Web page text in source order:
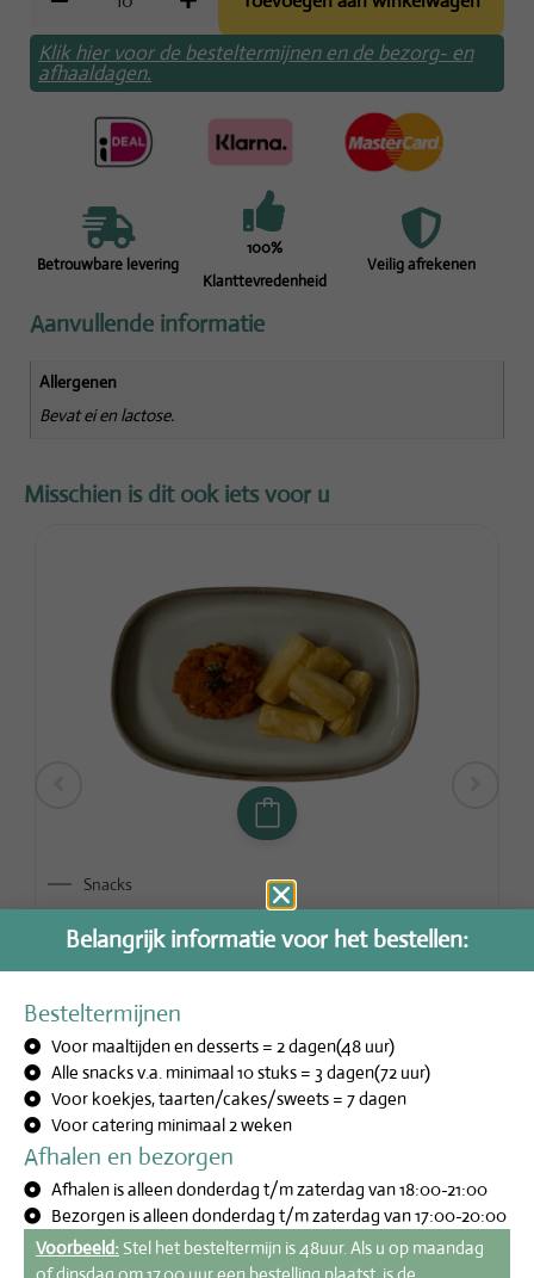
Klik hier voor de besteltermijnen en de bezorg- en
afhaaldagen.
Betrouwbare levering
100%
Klanttevredenheid
Veilig afrekenen
Aanvullende informatie
Allergenen
Bevat ei en lactose.
Misschien is dit ook iets voor u
Snacks
Mini telo snack
Belangrijk informatie voor het bestellen:
Besteltermijnen
Voor maaltijden en desserts = 2 dagen(48 uur)
Alle snacks v.a. minimaal 10 stuks = 3 dagen(72 uur)
Voor koekjes, taarten/cakes/sweets = 7 dagen
Voor catering minimaal 2 weken
Afhalen en bezorgen
Afhalen is alleen donderdag t/m zaterdag van 18:00-21:00
Bezorgen is alleen donderdag t/m zaterdag van 17:00-20:00
Voorbeeld:Stel het besteltermijn is 48uur. Als u op maandag